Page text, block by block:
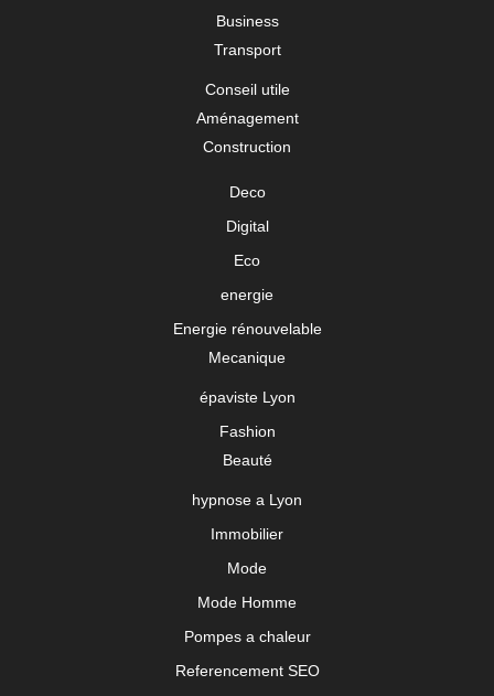
Business
Transport
Conseil utile
Aménagement
Construction
Deco
Digital
Eco
energie
Energie rénouvelable
Mecanique
épaviste Lyon
Fashion
Beauté
hypnose a Lyon
Immobilier
Mode
Mode Homme
Pompes a chaleur
Referencement SEO